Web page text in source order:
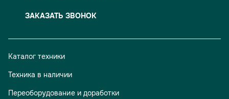
Каталог техники
Техника в наличии
Переоборудование и доработки
ЗАКАЗАТЬ ЗВОНОК